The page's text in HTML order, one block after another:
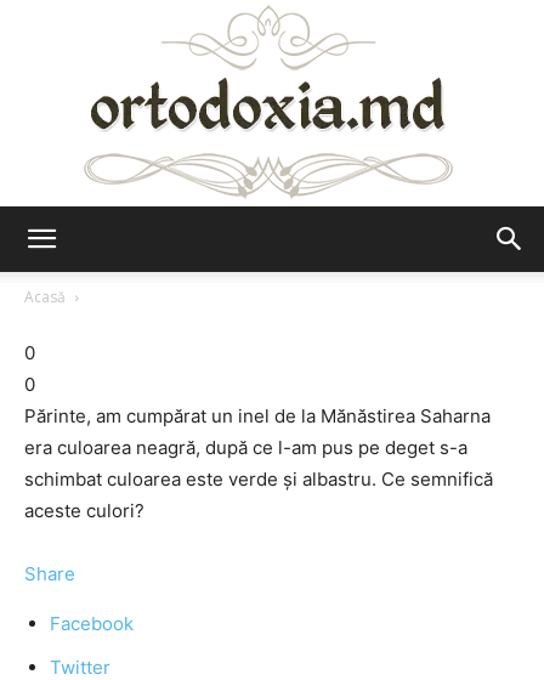
Acasă
0
0
Părinte, am cumpărat un inel de la Mănăstirea Saharna
era culoarea neagră, după ce l-am pus pe deget s-a
schimbat culoarea este verde şi albastru. Ce semnifică
aceste culori?
Share
Facebook
Twitter